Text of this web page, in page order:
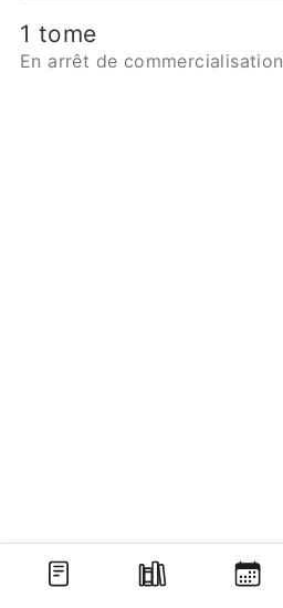
1 tome
En arrêt de commercialisation